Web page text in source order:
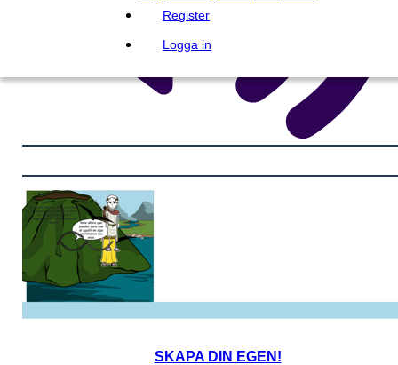
Register
Logga in
SKAPA DIN EGEN!